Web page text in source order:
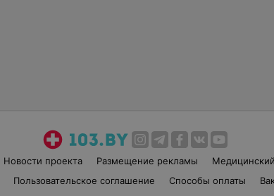
Новости проекта Размещение рекламы
Пользовательское соглашение Способы оплаты